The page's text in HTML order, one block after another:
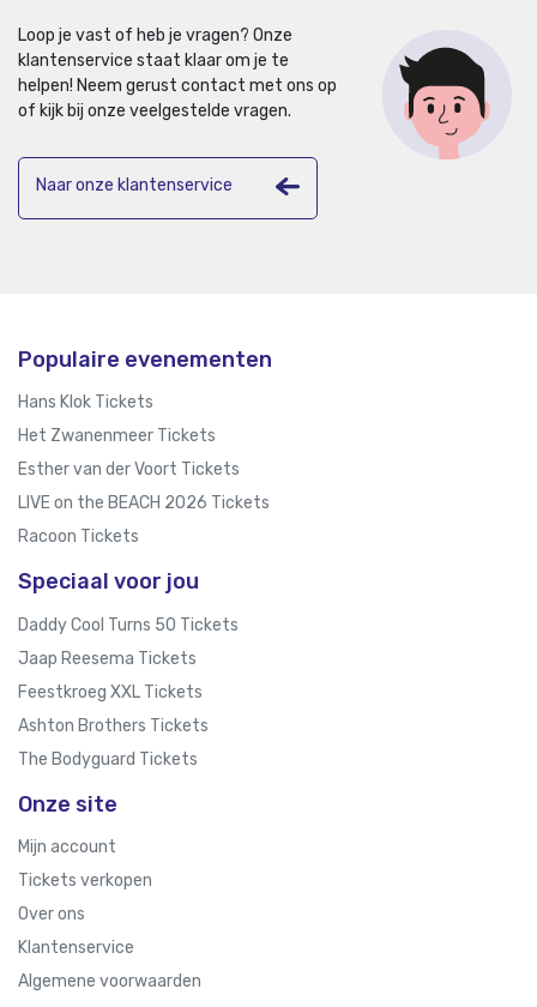
Loop je vast of heb je vragen? Onze
klantenservice staat klaar om je te
helpen! Neem gerust contact met ons op
of kijk bij onze veelgestelde vragen.
Naar onze klantenservice
Populaire evenementen
Hans Klok Tickets
Het Zwanenmeer Tickets
Esther van der Voort Tickets
LIVE on the BEACH 2026 Tickets
Racoon Tickets
Speciaal voor jou
Daddy Cool Turns 50 Tickets
Jaap Reesema Tickets
Feestkroeg XXL Tickets
Ashton Brothers Tickets
The Bodyguard Tickets
Onze site
Mijn account
Tickets verkopen
Over ons
Klantenservice
Algemene voorwaarden